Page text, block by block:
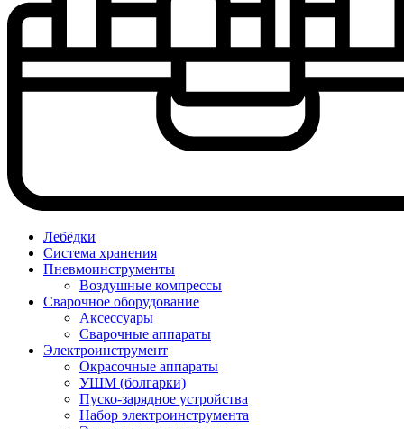
Лебёдки
Система хранения
Пневмоинструменты
Воздушные компрессы
Сварочное оборудование
Аксессуары
Сварочные аппараты
Электроинструмент
Окрасочные аппараты
УШМ (болгарки)
Пуско-зарядное устройства
Набор электроинструмента